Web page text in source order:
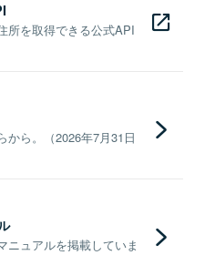
所を取得できる公式API
から。（2026年7月31日
ニュアルを掲載していま